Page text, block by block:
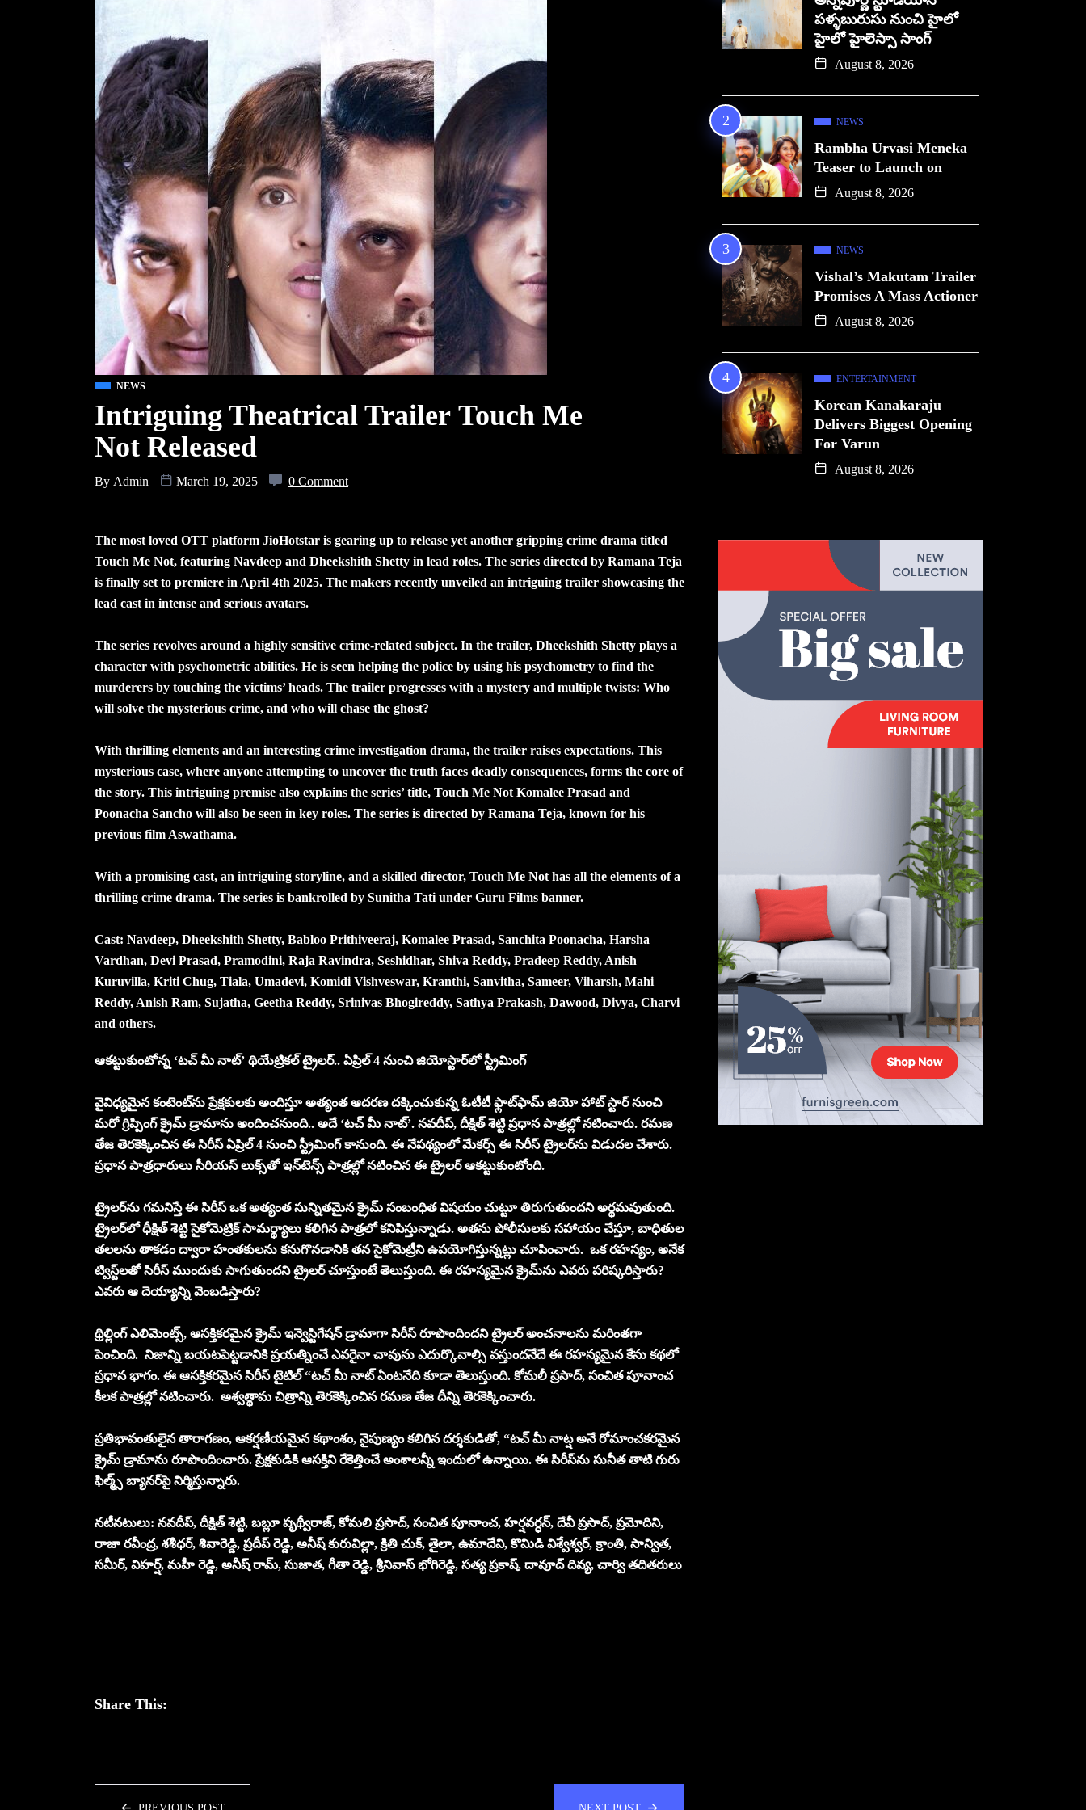
NEWS
Intriguing Theatrical Trailer Touch Me
Not Released
By Admin March 19, 2025 0 Comment
The most loved OTT platform JioHotstar is gearing up to release yet another gripping crime drama titled
Touch Me Not, featuring Navdeep and Dheekshith Shetty in lead roles. The series directed by Ramana Teja
is finally set to premiere in April 4th 2025. The makers recently unveiled an intriguing trailer showcasing the
lead cast in intense and serious avatars.
The series revolves around a highly sensitive crime-related subject. In the trailer, Dheekshith Shetty plays a
character with psychometric abilities. He is seen helping the police by using his psychometry to find the
murderers by touching the victims’ heads. The trailer progresses with a mystery and multiple twists: Who
will solve the mysterious crime, and who will chase the ghost?
With thrilling elements and an interesting crime investigation drama, the trailer raises expectations. This
mysterious case, where anyone attempting to uncover the truth faces deadly consequences, forms the core of
the story. This intriguing premise also explains the series’ title, Touch Me Not Komalee Prasad and
Poonacha Sancho will also be seen in key roles. The series is directed by Ramana Teja, known for his
previous film Aswathama.
With a promising cast, an intriguing storyline, and a skilled director, Touch Me Not has all the elements of a
thrilling crime drama. The series is bankrolled by Sunitha Tati under Guru Films banner.
Cast: Navdeep, Dheekshith Shetty, Babloo Prithiveeraj, Komalee Prasad, Sanchita Poonacha, Harsha
Vardhan, Devi Prasad, Pramodini, Raja Ravindra, Seshidhar, Shiva Reddy, Pradeep Reddy, Anish
Kuruvilla, Kriti Chug, Tiala, Umadevi, Komidi Vishveswar, Kranthi, Sanvitha, Sameer, Viharsh, Mahi
Reddy, Anish Ram, Sujatha, Geetha Reddy, Srinivas Bhogireddy, Sathya Prakash, Dawood, Divya, Charvi
and others.
ఆక‌ట్టుకుంటోన్న ‘టచ్ మీ నాట్’ థియేట్రికల్ ట్రైలర్.. ఏప్రిల్ 4 నుంచి జియోస్టార్‌లో స్ట్రీమింగ్‌
వైవిధ్య‌మైన కంటెంట్‌ను ప్రేక్ష‌కుల‌కు అందిస్తూ అత్యంత ఆద‌ర‌ణ ద‌క్కించుకున్న ఓటీటీ ఫ్లాట్‌ఫామ్ జియో హాట్ స్టార్ నుంచి
మ‌రో గ్రిప్పింగ్ క్రైమ్ డ్రామాను అందించ‌నుంది.. అదే ‘టచ్ మీ నాట్’. న‌వ‌దీప్, దీక్షిత్ శెట్టి ప్ర‌ధాన పాత్ర‌ల్లో న‌టించారు. ర‌మ‌ణ
తేజ తెర‌కెక్కించిన ఈ సిరీస్ ఏప్రిల్ 4 నుంచి స్ట్రీమింగ్ కానుంది. ఈ నేప‌థ్యంలో మేక‌ర్స్ ఈ సిరీస్ ట్రైల‌ర్‌ను విడుద‌ల చేశారు.
ప్ర‌ధాన పాత్ర‌ధారులు సీరియ‌స్ లుక్స్‌తో ఇన్‌టెన్స్ పాత్ర‌ల్లో న‌టించిన ఈ ట్రైల‌ర్ ఆక‌ట్టుకుంటోంది.
ట్రైల‌ర్‌ను గ‌మ‌నిస్తే ఈ సిరీస్ ఒక అత్యంత సున్నితమైన క్రైమ్ సంబంధిత విషయం చుట్టూ తిరుగుతుందని అర్థ‌మ‌వుతుంది.
ట్రైలర్‌లో ధీక్షిత్ శెట్టి సైకోమెట్రిక్ సామర్థ్యాలు కలిగిన పాత్రలో క‌నిపిస్తున్నాడు. అతను పోలీసులకు సహాయం చేస్తూ, బాధితుల
తలలను తాకడం ద్వారా హంతకులను కనుగొనడానికి తన సైకోమెట్రీని ఉపయోగిస్తున్నట్లు చూపించారు. ఒక రహస్యం, అనేక
ట్విస్ట్‌లతో సిరీస్‌ ముందుకు సాగుతుందని ట్రైల‌ర్ చూస్తుంటే తెలుస్తుంది. ఈ రహస్యమైన క్రైమ్‌ను ఎవరు పరిష్కరిస్తారు?
ఎవరు ఆ దెయ్యాన్ని వెంబడిస్తారు?
థ్రిల్లింగ్ ఎలిమెంట్స్‌, ఆస‌క్తిక‌ర‌మైన క్రైమ్ ఇన్వెస్టిగేష‌న్ డ్రామాగా సిరీస్ రూపొందింద‌ని ట్రైల‌ర్ అంచ‌నాల‌ను మ‌రింత‌గా
పెంచింది. నిజాన్ని బ‌యటపెట్టడానికి ప్రయత్నించే ఎవరైనా చావును ఎదుర్కొవాల్సి వ‌స్తుంద‌నేదే ఈ రహస్యమైన కేసు కథలో
ప్రధాన భాగం. ఈ ఆసక్తికరమైన సిరీస్ టైటిల్ “టచ్ మీ నాట్ ఏంట‌నేది కూడా తెలుస్తుంది. కోమలీ ప్రసాద్, సంచిత పూనాంచ‌
కీల‌క పాత్ర‌ల్లో న‌టించారు. అశ్వత్థామ చిత్రాన్ని తెర‌కెక్కించిన ర‌మ‌ణ తేజ దీన్ని తెర‌కెక్కించారు.
ప్రతిభావంతులైన తారాగణం, ఆకర్షణీయమైన కథాంశం, నైపుణ్యం కలిగిన దర్శకుడితో, “టచ్ మీ నాట్ష అనే రోమాంచకరమైన
క్రైమ్ డ్రామాను రూపొందించారు. ప్రేక్ష‌కుడికి ఆస‌క్తిని రేకెత్తించే అంశాల‌న్నీ ఇందులో ఉన్నాయి. ఈ సిరీస్‌ను సునీత తాటి గురు
ఫిల్మ్స్ బ్యానర్‌పై నిర్మిస్తున్నారు.
న‌టీన‌టులు: న‌వ‌దీప్‌, దీక్షిత్ శెట్టి, బ‌బ్లూ పృథ్వీరాజ్‌, కోమ‌లి ప్ర‌సాద్‌, సంచిత పూనాంచ‌, హ‌ర్ష‌వ‌ర్ధ‌న్‌, దేవీ ప్ర‌సాద్‌, ప్ర‌మోదిని,
రాజా ర‌వీంద్ర‌, శ‌శీధ‌ర్‌, శివారెడ్డి, ప్రదీప్ రెడ్డి, అనీష్ కురువిల్లా, క్రితి చుక్‌, తైలా, ఉమాదేవి, కొమిడి విశ్వేశ్వ‌ర్‌, క్రాంతి, సాన్విత‌,
స‌మీర్‌, విహర్ష్‌, మ‌హీ రెడ్డి, అనీష్ రామ్‌, సుజాత‌, గీతా రెడ్డి, శ్రీనివాస్ భోగిరెడ్డి, స‌త్య ప్ర‌కాష్‌, దావూద్ దివ్య‌, చార్వి త‌దిత‌రులు
Share This:
పళ్ళబురుసు నుంచి హైలో
హైలో హైలెస్సా సాంగ్
August 8, 2026
NEWS
Rambha Urvasi Meneka
Teaser to Launch on
August 8, 2026
NEWS
Vishal’s Makutam Trailer
Promises A Mass Actioner
August 8, 2026
ENTERTAINMENT
Korean Kanakaraju
Delivers Biggest Opening
For Varun
August 8, 2026